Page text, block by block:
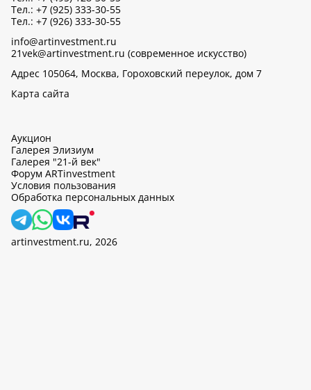
Тел.: +7 (925) 333-30-55
Тел.: +7 (926) 333-30-55
info@artinvestment.ru
21vek@artinvestment.ru (современное искусство)
Адрес 105064, Москва, Гороховский переулок, дом 7
Карта сайта
Аукцион
Галерея Элизиум
Галерея "21-й век"
Форум ARTinvestment
Условия пользования
Обработка персональных данных
artinvestment.ru, 2026